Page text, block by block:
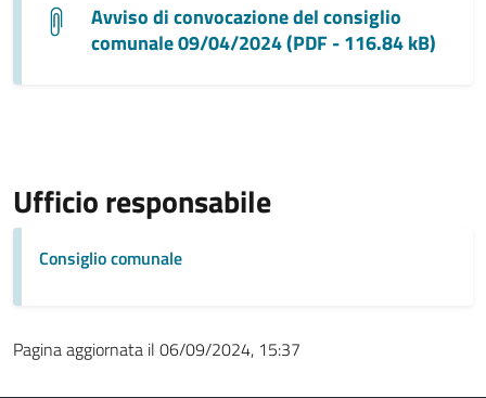
Avviso di convocazione del consiglio
comunale 09/04/2024 (PDF - 116.84 kB)
Ufficio responsabile
Consiglio comunale
Pagina aggiornata il 06/09/2024, 15:37